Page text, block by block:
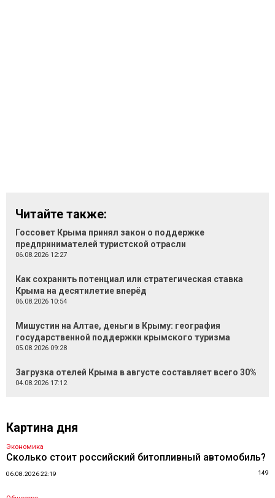
Читайте также:
Госсовет Крыма принял закон о поддержке
предпринимателей туристской отрасли
06.08.2026 12:27
Как сохранить потенциал или стратегическая ставка
Крыма на десятилетие вперёд
06.08.2026 10:54
Мишустин на Алтае, деньги в Крыму: география
государственной поддержки крымского туризма
05.08.2026 09:28
Загрузка отелей Крыма в августе составляет всего 30%
04.08.2026 17:12
Картина дня
Экономика
Сколько стоит российский битопливный автомобиль?
06.08.2026 22:19 149